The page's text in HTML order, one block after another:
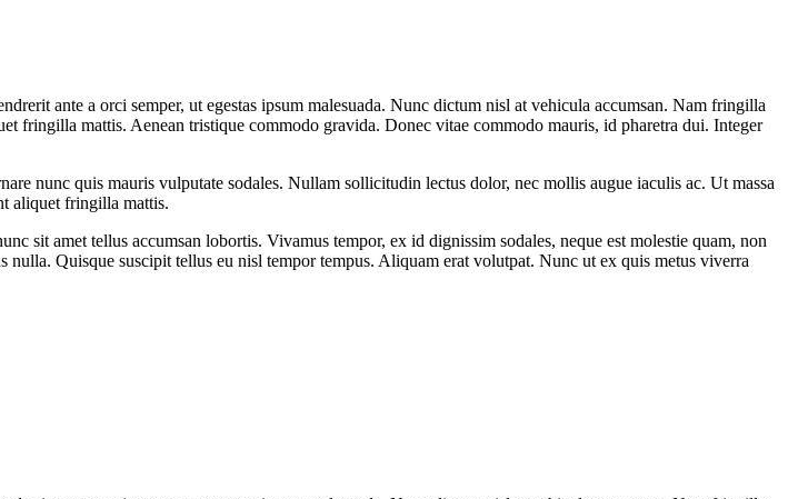
ante a orci semper, ut egestas ipsum malesuada. Nunc dictum nisl at vehicula accumsan. Nam fringilla
fringilla mattis. Aenean tristique commodo gravida. Donec vitae commodo mauris, id pharetra dui. Integer
nunc quis mauris vulputate sodales. Nullam sollicitudin lectus dolor, nec mollis augue iaculis ac. Ut massa
aliquet fringilla mattis.
sit amet tellus accumsan lobortis. Vivamus tempor, ex id dignissim sodales, neque est molestie quam, non
Quisque suscipit tellus eu nisl tempor tempus. Aliquam erat volutpat. Nunc ut ex quis metus viverra